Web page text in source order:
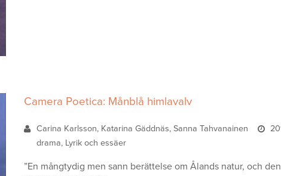
Camera Poetica: Månblå himlavalv
Carina Karlsson, Katarina Gäddnäs, Sanna Tahvanainen
drama, Lyrik och essäer
”En mångtydig men sann berättelse om Ålands natur, och